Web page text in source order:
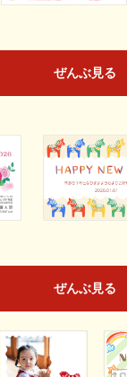
ぜんぶ見る
ぜんぶ見る